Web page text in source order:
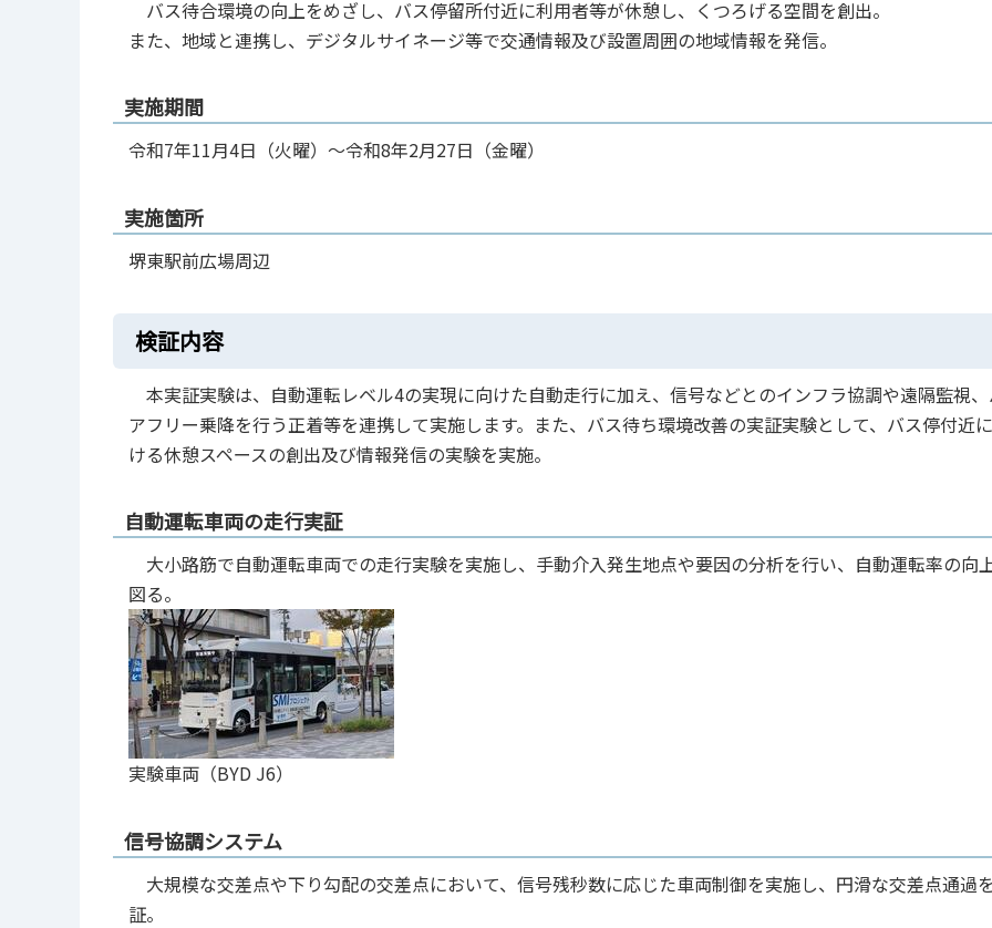
バス待合環境の向上をめざし、バス停留所付近に利用者等が休憩し、くつろげる空間を創出。
また、地域と連携し、デジタルサイネージ等で交通情報及び設置周囲の地域情報を発信。
実施期間
令和7年11月4日（火曜）～令和8年2月27日（金曜）
実施箇所
堺東駅前広場周辺
検証内容
本実証実験は、自動運転レベル4の実現に向けた自動走行に加え、信号などとのインフラ協調や遠隔監視
アフリー乗降を行う正着等を連携して実施します。また、バス待ち環境改善の実証実験として、バス停付近
ける休憩スペースの創出及び情報発信の実験を実施。
自動運転車両の走行実証
大小路筋で自動運転車両での走行実験を実施し、手動介入発生地点や要因の分析を行い、自動運転率の向
図る。
実験車両（BYD J6）
信号協調システム
大規模な交差点や下り勾配の交差点において、信号残秒数に応じた車両制御を実施し、円滑な交差点通過
証。